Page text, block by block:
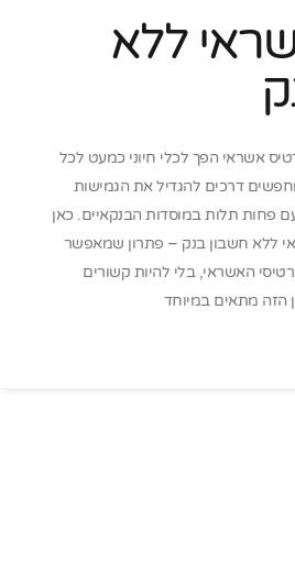
ללא
אשראי הפך לכלי חיוני כמעט לכל
דרכים להגדיל את הגמישות
פחות תלות במוסדות הבנקאיים. כאן
ללא חשבון בנק – פתרון שמאפשר
האשראי, בלי להיות קשורים
הזה מתאים במיוחד